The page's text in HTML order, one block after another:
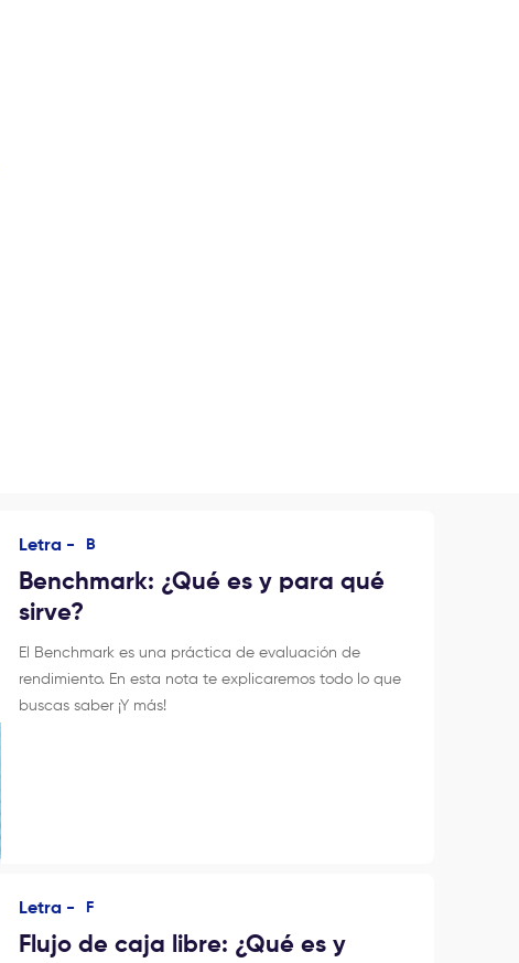
Letra - B
Benchmark: ¿Qué es y para qué
sirve?
El Benchmark es una práctica de evaluación de
rendimiento. En esta nota te explicaremos todo lo que
buscas saber ¡Y más!
Letra - F
Flujo de caja libre: ¿Qué es y